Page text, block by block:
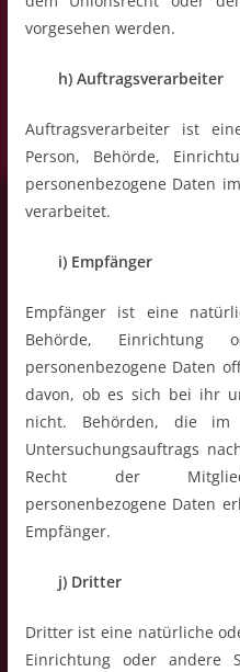
vorgesehen werden.
h) Auftragsverarbeiter
Auftragsverarbeiter ist
Person, Behörde,
personenbezogene Daten
verarbeitet.
i) Empfänger
Empfänger ist eine
Behörde,
personenbezogene Daten
davon, ob es sich bei ihr
nicht. Behörden, die im
Untersuchungsauftrags
Recht der
personenbezogene Daten
Empfänger.
j) Dritter
Dritter ist eine natürliche
Einrichtung oder andere